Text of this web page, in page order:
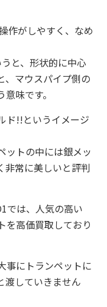
作がしやすく、なめ
と、形状的に中心
、マウスパイプ側の
味です。
ド!!というイメージ
ットの中には銀メッ
非常に美しいと評判
では、人気の高い
を高価買取しており
事にトランペットに
渡していきません